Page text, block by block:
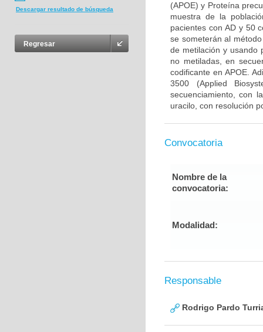
Descargar resultado de búsqueda
Regresar
(APOE) y Proteína
muestra de la
pacientes con AD y 50
se someterán al
de metilación y usando
no metiladas, en
codificante en APOE.
3500 (Applied
secuenciamiento, con
uracilo, con resolución
Convocatoria
Nombre de la
convocatoria:
Modalidad:
Responsable
Rodrigo Pardo